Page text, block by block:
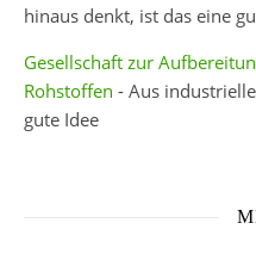
hinaus denkt, ist das eine
Gesellschaft zur
Rohstoffen - Aus
gute Idee